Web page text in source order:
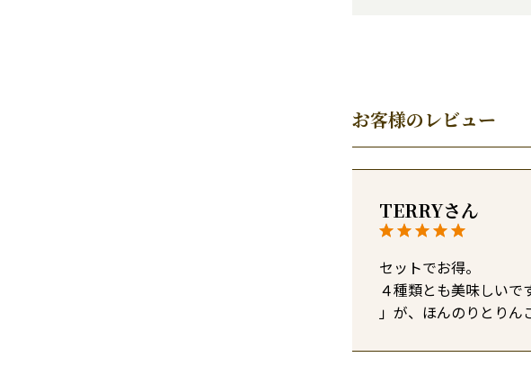
お客様のレビュー
TERRY
セットでお得。
４種類とも美味しい
」が、ほんのりとりん